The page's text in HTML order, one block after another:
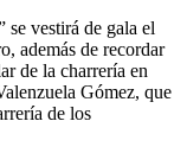
vestirá de gala el
además de recordar
de la charrería en
Gómez, que
de los